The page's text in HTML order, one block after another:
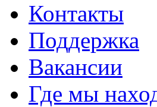
Контакты
Поддержка
Вакансии
Где мы